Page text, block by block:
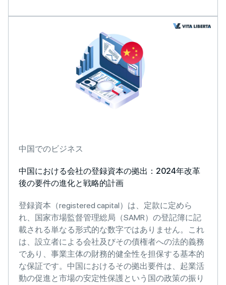
中国でのビジネス
中国における会社の登録資本の拠出：2024年改革
後の要件の進化と戦略的計画
登録資本（registered capital）は、定款に定めら
れ、国家市場監督管理総局（SAMR）の登記簿に記
載される単なる形式的な数字ではありません。これ
は、設立者による会社及びその債権者への法的義務
であり、事業主体の財務的健全性を担保する基本的
な保証です。中国におけるその拠出要件は、起業活
動の促進と市場の安定性保護という国の政策の振り